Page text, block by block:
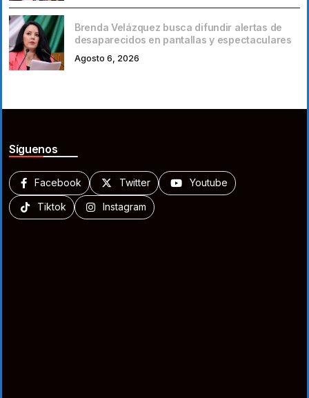
Brenda Velázquez busca difundir alertas de
desaparecidos en pantallas y espectaculares
Agosto 6, 2026
Síguenos
Facebook Twitter Youtube
Tiktok Instagram